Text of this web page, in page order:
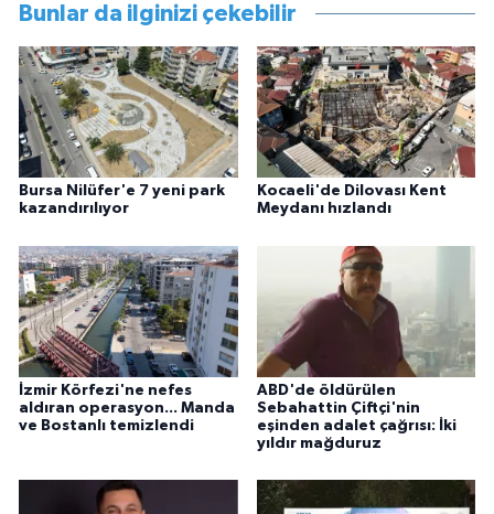
Bunlar da ilginizi çekebilir
Bursa Nilüfer'e 7 yeni park
kazandırılıyor
Kocaeli'de Dilovası Kent
Meydanı hızlandı
İzmir Körfezi'ne nefes
aldıran operasyon... Manda
ve Bostanlı temizlendi
ABD'de öldürülen
Sebahattin Çiftçi'nin
eşinden adalet çağrısı: İki
yıldır mağduruz